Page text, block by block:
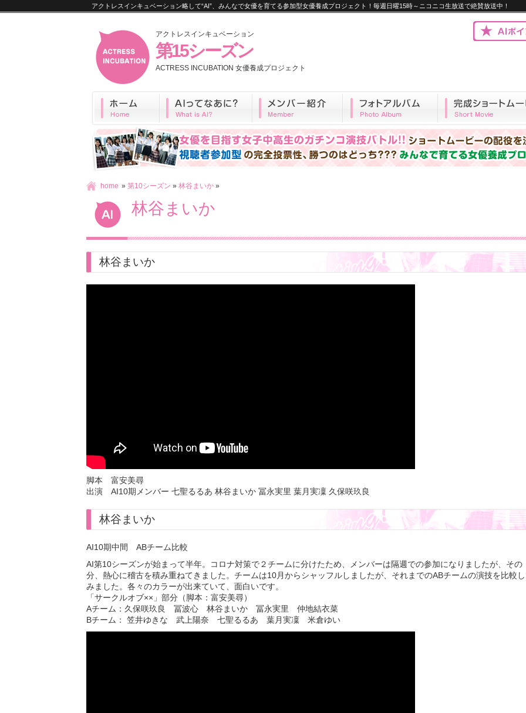
アクトレスインキュベーション略して“AI”、みんなで女優を育てる参加型女優養成プロジェクト！毎週日曜15時～ニコニコ生放送で絶賛放送中！
アクトレスインキュベーション
第15シーズン
ACTRESS INCUBATION 女優養成プロジェクト
home » 第10シーズン » 林谷まいか »
林谷まいか
林谷まいか
脚本 富安美尋
出演 AI10期メンバー 七聖るるあ 林谷まいか 冨永実里 葉月実凜 久保咲玖良
林谷まいか
AI10期中間 ABチーム比較
AI第10シーズンが始まって半年。コロナ対策で２チームに分けたため、メンバーは隔週での参加になりましたが、その
分、熱心に稽古を積み重ねてきました。チームは10月からシャッフルしましたが、それまでのABチームの演技を比較
みました。各々のカラーが出来ていて、面白いです。
「サークルオブ××」部分（脚本：富安美尋）
Aチーム：久保咲玖良 冨波心 林谷まいか 冨永実里 仲地結衣菜
Bチーム： 笠井ゆきな 武上陽奈 七聖るるあ 葉月実凜 米倉ゆい